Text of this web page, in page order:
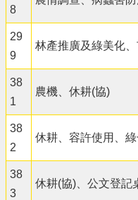
8
29
9
林產推廣及綠美化
38
1
農機、休耕(協)
38
2
休耕、容許使用、
38
3
休耕(協)、公文登記